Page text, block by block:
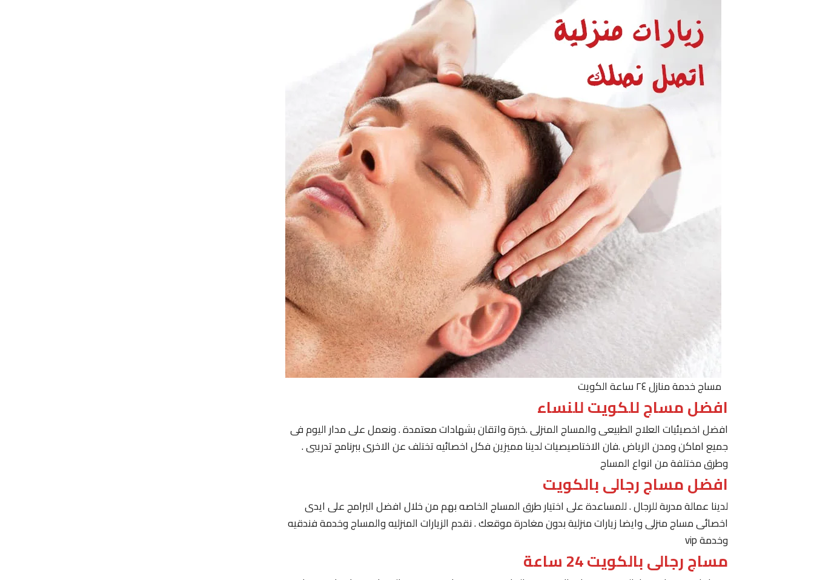
مساج خدمة منازل ٢٤ ساعة الكويت
افضل مساج للكويت للنساء
افضل اخصيئيات العلاج الطبيعى والمساج المنزلى .خبرة واتقان بشهادات معتمدة . ونعمل على مدار اليوم فى
جميع اماكن ومدن الرياض .فان الاختاصيصيات لدينا مميزين فكل اخصائيه تختلف عن الاخرى ببرنامج تدريبى .
وطرق مختلفة من انواع المساج
افضل مساج رجالى بالكويت
لدينا عمالة مدربة للرجال . للمساعدة على اختيار طرق المساج الخاصه بهم من خلال افضل البرامج على ايدى
اخصائى مساج منزلى وايضا زيارات منزلية بدون مغادرة موقعك . نقدم الزيارات المنزليه والمساج وخدمة فندقيه
وخدمة vip
مساج رجالى بالكويت 24 ساعة